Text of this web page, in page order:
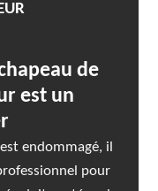
de
est un
endommagé, il
pour